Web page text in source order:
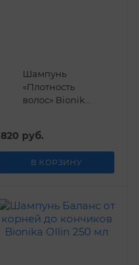
Шампунь
«Плотность
волос» Bionika
820 руб.
В КОРЗИНУ